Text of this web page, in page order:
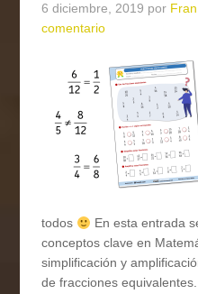
6 diciembre, 2019 por
comentario
todos
En esta entrada
conceptos clave en
simplificación y
de fracciones